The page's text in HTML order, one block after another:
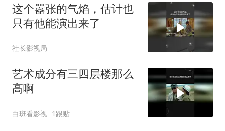
这个嚣张的气焰，估计也
只有他能演出来了
社长影视局
艺术成分有三四层楼那么
高啊
白班看影视 1跟贴